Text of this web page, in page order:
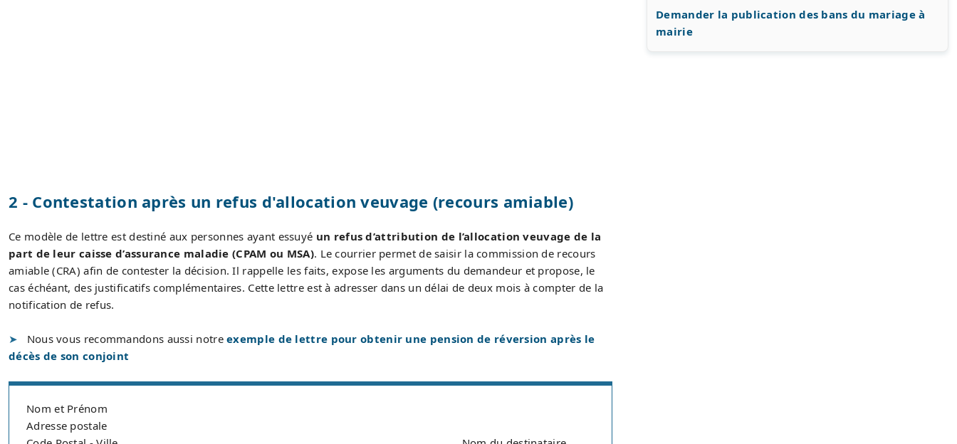
2 - Contestation après un refus d'allocation veuvage (recours amiable)
Ce modèle de lettre est destiné aux personnes ayant essuyé un refus d’attribution de l’allocation veuvage de la
part de leur caisse d’assurance maladie (CPAM ou MSA). Le courrier permet de saisir la commission de recours
amiable (CRA) afin de contester la décision. Il rappelle les faits, expose les arguments du demandeur et propose, le
cas échéant, des justificatifs complémentaires. Cette lettre est à adresser dans un délai de deux mois à compter de la
notification de refus.
Nous vous recommandons aussi notreexemple de lettre pour obtenir une pension de réversion après le
décès de son conjoint
Nom et Prénom
Adresse postale
Demander la publication des bans du mariage à
mairie